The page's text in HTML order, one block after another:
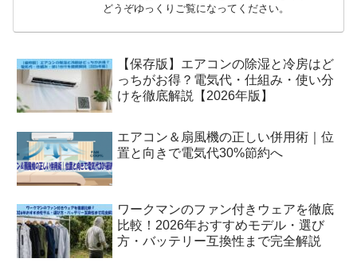
どうぞゆっくりご覧になってください。
【保存版】エアコンの除湿と冷房はど
っちがお得？電気代・仕組み・使い分
けを徹底解説【2026年版】
エアコン＆扇風機の正しい併用術｜位
置と向きで電気代30%節約へ
ワークマンのファン付きウェアを徹底
比較！2026年おすすめモデル・選び
方・バッテリー互換性まで完全解説